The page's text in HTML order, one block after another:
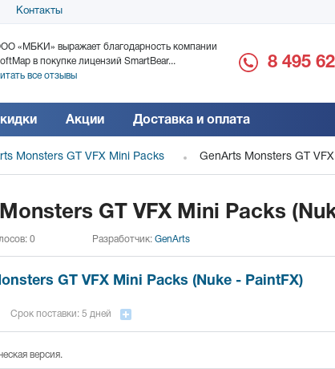
Контакты
«МБКИ» выражает благодарность компании
в покупке лицензий SmartBear...
все отзывы
8 495
Акции Доставка и оплата
Monsters GT VFX Mini Packs GenArts Monsters GT
GT VFX Mini Packs
0 Разработчик: GenArts
GT VFX Mini Packs (Nuke - PaintFX)
Срок поставки: 5 дней
версия.